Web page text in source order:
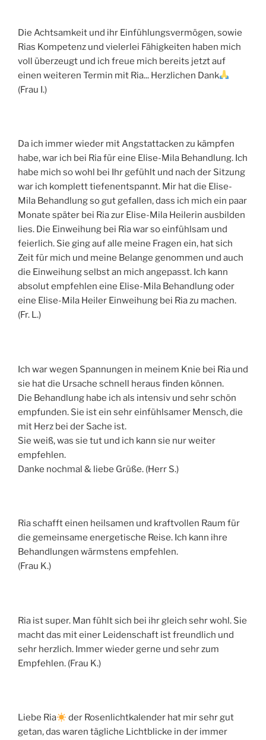
Die Achtsamkeit und ihr Einfühlungsvermögen, sowie
Rias Kompetenz und vielerlei Fähigkeiten haben mich
voll überzeugt und ich freue mich bereits jetzt auf
einen weiteren Termin mit Ria... Herzlichen Dank
(Frau I.)
Da ich immer wieder mit Angstattacken zu kämpfen
habe, war ich bei Ria für eine Elise-Mila Behandlung. Ich
habe mich so wohl bei Ihr gefühlt und nach der Sitzung
war ich komplett tiefenentspannt. Mir hat die Elise-
Mila Behandlung so gut gefallen, dass ich mich ein paar
Monate später bei Ria zur Elise-Mila Heilerin ausbilden
lies. Die Einweihung bei Ria war so einfühlsam und
feierlich. Sie ging auf alle meine Fragen ein, hat sich
Zeit für mich und meine Belange genommen und auch
die Einweihung selbst an mich angepasst. Ich kann
absolut empfehlen eine Elise-Mila Behandlung oder
eine Elise-Mila Heiler Einweihung bei Ria zu machen.
(Fr. L.)
Ich war wegen Spannungen in meinem Knie bei Ria und
sie hat die Ursache schnell heraus finden können.
Die Behandlung habe ich als intensiv und sehr schön
empfunden. Sie ist ein sehr einfühlsamer Mensch, die
mit Herz bei der Sache ist.
Sie weiß, was sie tut und ich kann sie nur weiter
empfehlen.
Danke nochmal & liebe Grüße. (Herr S.)
Ria schafft einen heilsamen und kraftvollen Raum für
die gemeinsame energetische Reise. Ich kann ihre
Behandlungen wärmstens empfehlen.
(Frau K.)
Ria ist super. Man fühlt sich bei ihr gleich sehr wohl. Sie
macht das mit einer Leidenschaft ist freundlich und
sehr herzlich. Immer wieder gerne und sehr zum
Empfehlen. (Frau K.)
Liebe Ria
der Rosenlichtkalender hat mir sehr gut
getan, das waren tägliche Lichtblicke in der immer